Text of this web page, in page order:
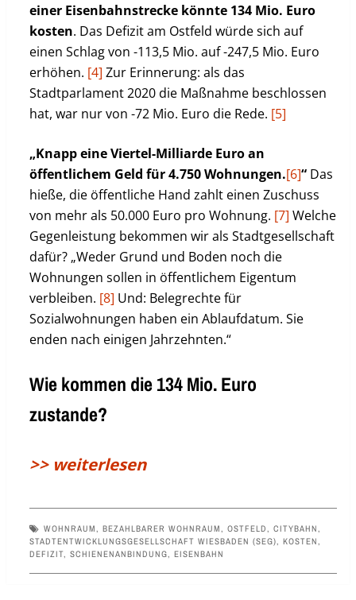
einer Eisenbahnstrecke könnte 134 Mio. Euro
kosten. Das Defizit am Ostfeld würde sich auf
einen Schlag von -113,5 Mio. auf -247,5 Mio. Euro
erhöhen. [4] Zur Erinnerung: als das
Stadtparlament 2020 die Maßnahme beschlossen
hat, war nur von -72 Mio. Euro die Rede. [5]
„Knapp eine Viertel-Milliarde Euro an
öffentlichem Geld für 4.750 Wohnungen.[6]“Das
hieße, die öffentliche Hand zahlt einen Zuschuss
von mehr als 50.000 Euro pro Wohnung. [7] Welche
Gegenleistung bekommen wir als Stadtgesellschaft
dafür? „Weder Grund und Boden noch die
Wohnungen sollen in öffentlichem Eigentum
verbleiben. [8] Und: Belegrechte für
Sozialwohnungen haben ein Ablaufdatum. Sie
enden nach einigen Jahrzehnten.“
Wie kommen die 134 Mio. Euro
zustande?
>> weiterlesen
WOHNRAUM, BEZAHLBARER WOHNRAUM, OSTFELD, CITYBAHN,
STADTENTWICKLUNGSGESELLSCHAFT WIESBADEN (SEG), KOSTEN,
DEFIZIT, SCHIENENANBINDUNG, EISENBAHN